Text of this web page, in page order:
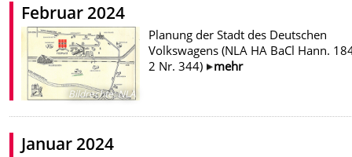
Februar 2024
Bildrechte:NLA
Planung der Stadt des Deutschen
Volkswagens (NLA HA BaCl Hann.
2 Nr. 344)
mehr
Januar 2024